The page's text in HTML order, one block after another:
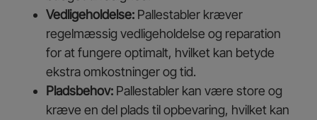
Vedligeholdelse: Pallestabler kræver
regelmæssig vedligeholdelse og reparation
for at fungere optimalt, hvilket kan betyde
ekstra omkostninger og tid.
Pladsbehov: Pallestabler kan være store og
kræve en del plads til opbevaring, hvilket kan